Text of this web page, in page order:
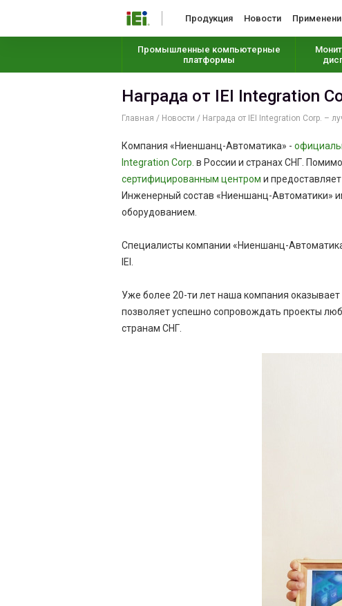
Продукция Новости
Промышленные компьютерные
платформы
Награда от IEI Integration
Главная / Новости / Награда от IEI Integration Corp. –
Компания «Ниеншанц-Автоматика» -
Integration Corp. в России и странах СНГ.
сертифицированным центром и
Инженерный состав «Ниеншанц-Автоматики»
оборудованием.
Специалисты компании «Ниеншанц-
IEI.
Уже более 20-ти лет наша компания
позволяет успешно сопровождать проекты
странам СНГ.